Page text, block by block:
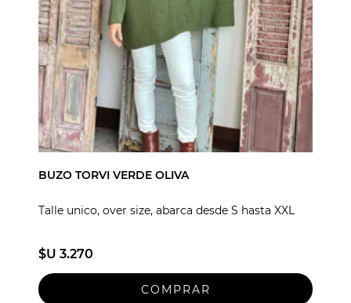
BUZO TORVI VERDE OLIVA
Talle unico, over size, abarca desde S hasta XXL
$U 3.270